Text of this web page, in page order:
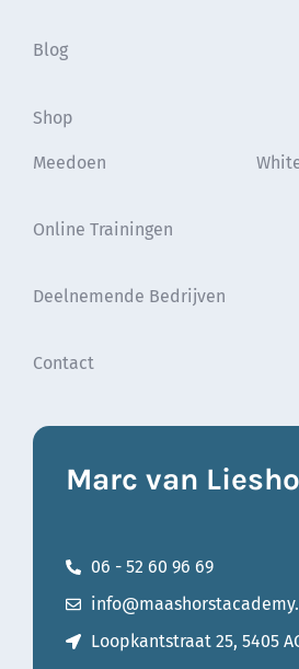
Blog
Shop
Meedoen
Online Trainingen
Deelnemende Bedrijven
Contact
Marc van
06 - 52 60 96 69
Loopkantstraat 25, 5405